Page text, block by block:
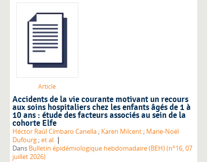
Article
Accidents de la vie courante motivant un recours
aux soins hospitaliers chez les enfants âgés de 1 à
10 ans : étude des facteurs associés au sein de la
cohorte Elfe
Héctor Raúl Címbaro Canella ; Karen Milcent ; Marie-Noël
Dufourg ;et al. |
Dans Bulletin épidémiologique hebdomadaire (BEH) (n°16, 07
juillet 2026)